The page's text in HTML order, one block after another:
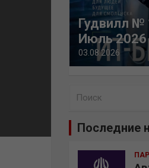
Гудвилл №
Июль 2026
03.08.2026
Последние